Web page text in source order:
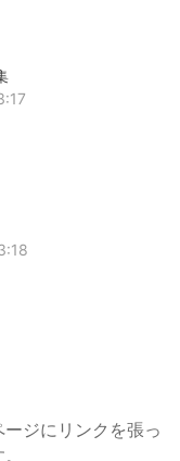
ジにリンクを張っ